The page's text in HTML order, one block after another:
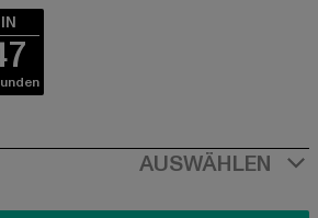
AUSWÄHLEN